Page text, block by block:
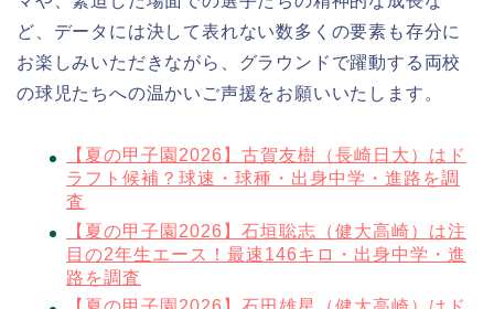
ど、データには決して表れない数多くの要素も存分に
お楽しみいただきながら、グラウンドで躍動する両校
の球児たちへの温かいご声援をお願いいたします。
【夏の甲子園2026】古賀友樹（長崎日大）はド
ラフト候補？球速・球種・出身中学・進路を調
査
【夏の甲子園2026】石垣聡志（健大高崎）は注
目の2年生エース！最速146キロ・出身中学・進
路を調査